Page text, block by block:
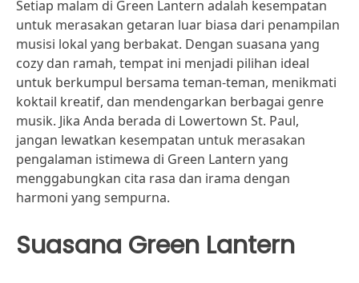
Setiap malam di Green Lantern adalah kesempatan
untuk merasakan getaran luar biasa dari penampilan
musisi lokal yang berbakat. Dengan suasana yang
cozy dan ramah, tempat ini menjadi pilihan ideal
untuk berkumpul bersama teman-teman, menikmati
koktail kreatif, dan mendengarkan berbagai genre
musik. Jika Anda berada di Lowertown St. Paul,
jangan lewatkan kesempatan untuk merasakan
pengalaman istimewa di Green Lantern yang
menggabungkan cita rasa dan irama dengan
harmoni yang sempurna.
Suasana Green Lantern